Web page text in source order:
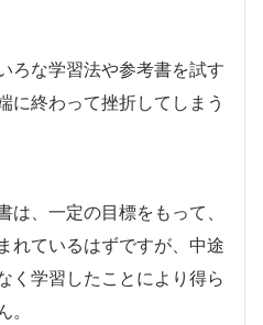
ろな学習法や参考書を試す
に終わって挫折してしまう
、一定の目標をもって、
れているはずですが、中途
く学習したことにより得ら